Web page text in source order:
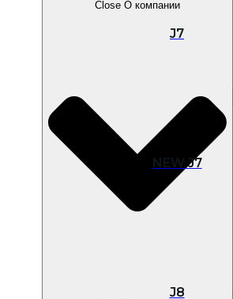
Open В наличии
Open Владельцам
Close О компании
J7
NEW J7
J8